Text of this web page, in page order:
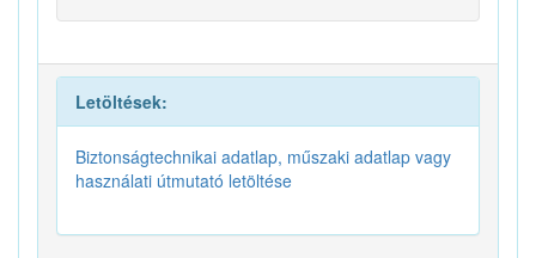
Letöltések:
Biztonságtechnikai adatlap, műszaki adatlap vagy
használati útmutató letöltése